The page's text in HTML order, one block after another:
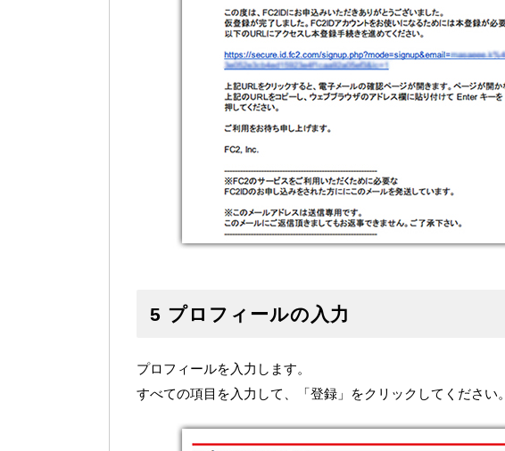
5 プロフィールの入力
プロフィールを入力します。
すべての項目を入力して、「登録」をクリックしてください。